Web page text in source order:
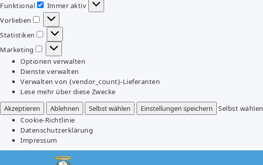
Funktional
Funktional
Immer aktiv
Vorlieben
Vorlieben
Statistiken
Statistiken
Marketing
Marketing
Optionen verwalten
Dienste verwalten
Verwalten von {vendor_count}-Lieferanten
Lese mehr über diese Zwecke
Akzeptieren
Ablehnen Selbst wählen Einstellungen speichern
Selbst wählen
Cookie-Richtlinie
Datenschutzerklärung
Impressum